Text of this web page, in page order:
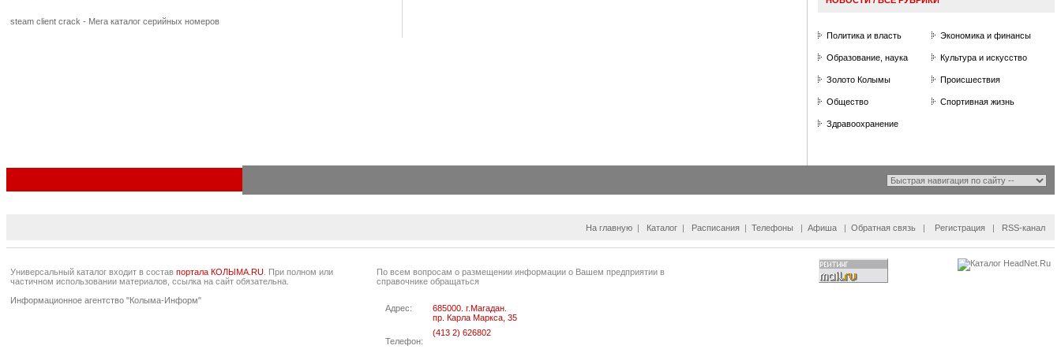
steam client crack - Мега каталог серийных номеров
Политика и власть Экономика и финансы
Образование, наука Культура и искусство
Золото Колымы Происшествия
Общество Спортивная жизнь
Здравоохранение
На главную | Каталог | Расписания | Телефоны | Афиша | Обратная связь | Регистрация | RSS-канал
Универсальный каталог входит в состав портала КОЛЫМА.RU . При полном или
частичном использовании материалов, ссылка на сайт обязательна.
Информационное агентство "Колыма-Информ"
По всем вопросам о размещении информации о Вашем предприятии в
справочнике обращаться
Адрес:
685000. г.Магадан.
пр. Карла Маркса, 35
Телефон:
(413 2) 626802